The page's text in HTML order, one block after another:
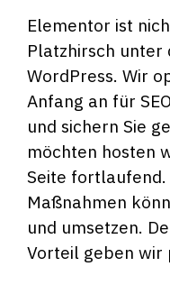
Elementor ist
Platzhirsch unter
WordPress. Wir
Anfang an für
und sichern Sie
möchten hosten
Seite
Maßnahmen
und umsetzen.
Vorteil geben wir